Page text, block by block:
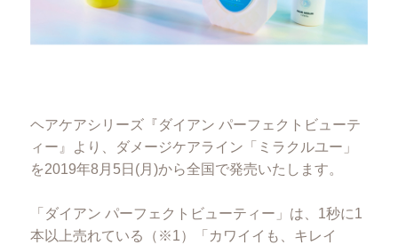
ヘアケアシリーズ『ダイアン パーフェクトビューテ
ィー』より、ダメージケアライン「ミラクルユー」
を2019年8月5日(月)から全国で発売いたします。
「ダイアン パーフェクトビューティー」は、1秒に1
本以上売れている（※1）「カワイイも、キレイ